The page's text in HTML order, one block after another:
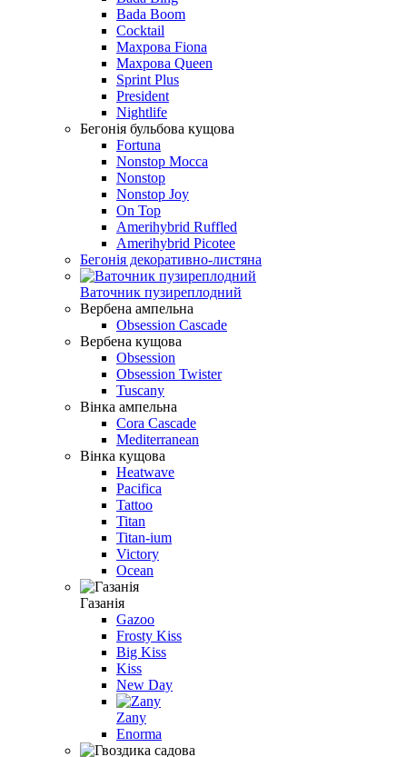
Bada Boom
Cocktail
Махрова Fiona
Махрова Queen
Sprint Plus
President
Nightlife
Бегонія бульбова кущова
Fortuna
Nonstop Mocca
Nonstop
Nonstop Joy
On Top
Amerihybrid Ruffled
Amerihybrid Picotee
Бегонія декоративно-листяна
Ваточник пузиреплодний
Вербена ампельна
Obsession Cascade
Вербена кущова
Obsession
Obsession Twister
Tuscany
Вінка ампельна
Cora Cascade
Mediterranean
Вінка кущова
Heatwave
Pacifica
Tattoo
Titan
Titan-ium
Victory
Ocean
Газанiя
Gazoo
Frosty Kiss
Big Kiss
Kiss
New Day
Zany
Enorma